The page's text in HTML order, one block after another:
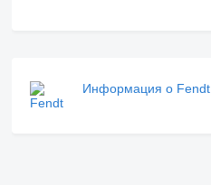
Информация о Fendt